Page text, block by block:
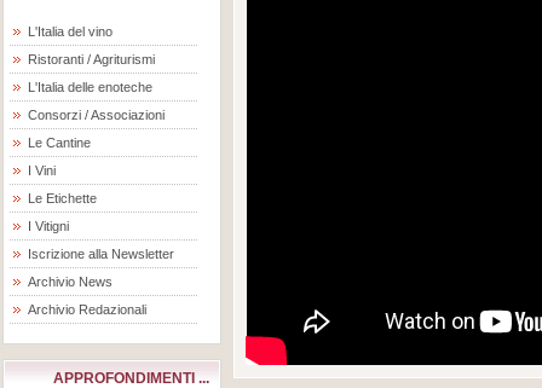
L'Italia del vino
Ristoranti / Agriturismi
L'Italia delle enoteche
Consorzi / Associazioni
Le Cantine
I Vini
Le Etichette
I Vitigni
Iscrizione alla Newsletter
Archivio News
Archivio Redazionali
APPROFONDIMENTI ...